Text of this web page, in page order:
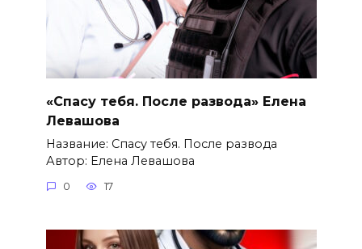
«Спасу тебя. После развода» Елена
Левашова
Название: Спасу тебя. После развода
Автор: Елена Левашова
0 17